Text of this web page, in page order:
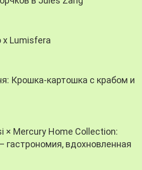
x Lumisfera
Крошка-картошка с крабом и
× Mercury Home Collection:
гастрономия, вдохновленная